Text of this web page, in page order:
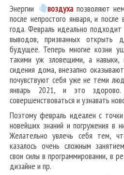
Энергии
воздуха позволяют
после непростого января, и
года. Февраль идеально
выводов, призванных открыть
будущее. Теперь многие козни
такими уж зловещими, а навыки,
сидения дома, внезапно
почувствуют себя уже не теми
январь 2021, и это
совершенствоваться и узнавать
Поэтому февраль идеален с
новейших знаний и погружения в
Желательно увлечь себя тем,
казалось очень сложным
свои силы в программировании, в
дизайне и пр.